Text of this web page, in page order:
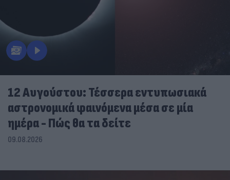
12 Αυγούστου: Τέσσερα εντυπωσιακά
αστρονομικά φαινόμενα μέσα σε μία
ημέρα - Πώς θα τα δείτε
09.08.2026